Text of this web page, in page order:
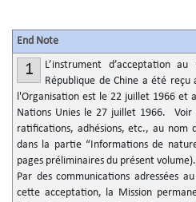
End Note
1
L’instrument d’acceptation
République de Chine a été
l'Organisation est le 22 juillet 1966 et
Nations Unies le 27 juillet 1966. Voir
ratifications, adhésions, etc., au nom
dans la partie “Informations de
pages préliminaires du présent volume).
Par des communications adressées
cette acceptation, la Mission